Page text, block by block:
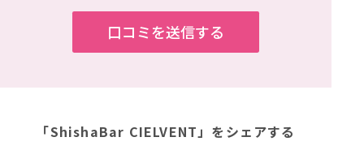
「ShishaBar CIELVENT」 をシェアする